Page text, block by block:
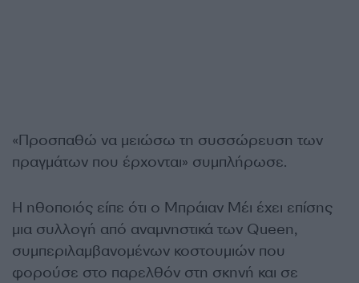
«Προσπαθώ να μειώσω τη συσσώρευση των
πραγμάτων που έρχονται» συμπλήρωσε.
Η ηθοποιός είπε ότι ο Μπράιαν Μέι έχει επίσης
μια συλλογή από αναμνηστικά των Queen,
συμπεριλαμβανομένων κοστουμιών που
φορούσε στο παρελθόν στη σκηνή και σε